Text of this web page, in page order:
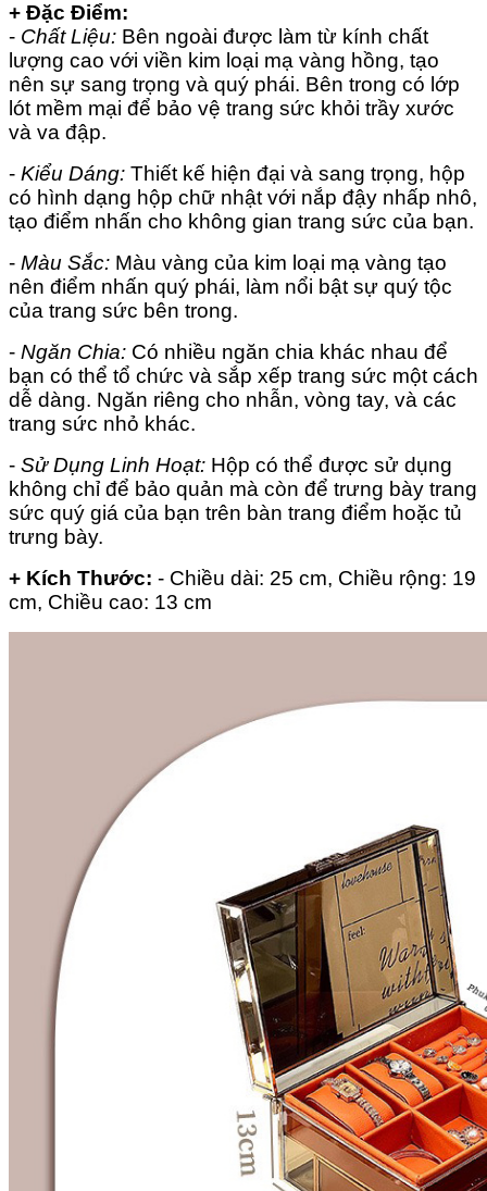
+ Đặc Điểm:
- Chất Liệu: Bên ngoài được làm từ kính chất
lượng cao với viền kim loại mạ vàng hồng, tạo
nên sự sang trọng và quý phái. Bên trong có lớp
lót mềm mại để bảo vệ trang sức khỏi trầy xước
và va đập.
- Kiểu Dáng: Thiết kế hiện đại và sang trọng, hộp
có hình dạng hộp chữ nhật với nắp đậy nhấp nhô,
tạo điểm nhấn cho không gian trang sức của bạn.
- Màu Sắc: Màu vàng của kim loại mạ vàng tạo
nên điểm nhấn quý phái, làm nổi bật sự quý tộc
của trang sức bên trong.
- Ngăn Chia: Có nhiều ngăn chia khác nhau để
bạn có thể tổ chức và sắp xếp trang sức một cách
dễ dàng. Ngăn riêng cho nhẫn, vòng tay, và các
trang sức nhỏ khác.
- Sử Dụng Linh Hoạt: Hộp có thể được sử dụng
không chỉ để bảo quản mà còn để trưng bày trang
sức quý giá của bạn trên bàn trang điểm hoặc tủ
trưng bày.
+ Kích Thước: - Chiều dài: 25 cm, Chiều rộng: 19
cm, Chiều cao: 13 cm